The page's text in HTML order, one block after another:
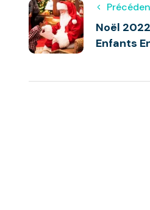
Noël
Enfants